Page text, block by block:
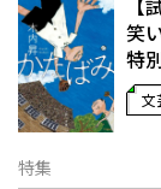
笑
特
文
特集